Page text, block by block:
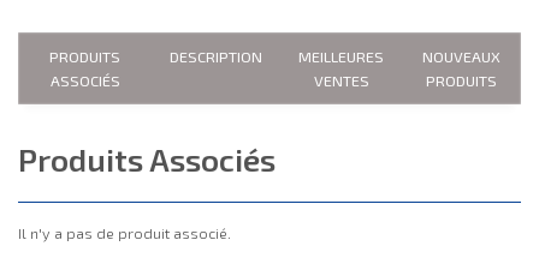
PRODUITS
ASSOCIÉS
DESCRIPTION
MEILLEURES
VENTES
NOUVEAUX
PRODUITS
Produits Associés
Il n'y a pas de produit associé.